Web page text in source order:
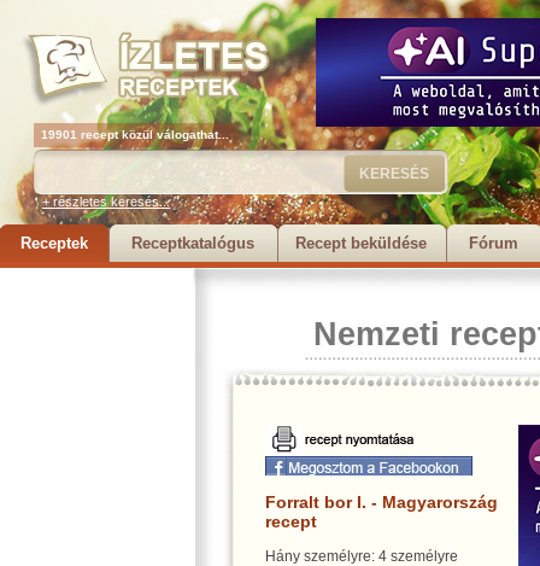
19901 recept közül válogathat...
+ részletes keresés...
Receptek Receptkatalógus Recept beküldése Fórum
Nemzeti
Forralt bor I. - Magyarország
recept
Hány személyre: 4 személyre